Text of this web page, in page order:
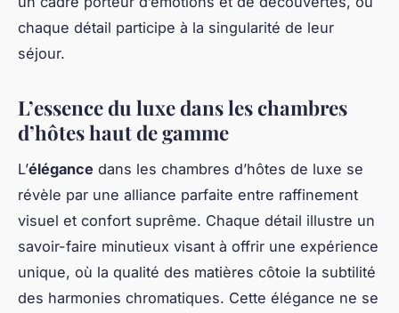
chaque détail participe à la singularité de leur
séjour.
L’essence du luxe dans les chambres
d’hôtes haut de gamme
L’élégance dans les chambres d’hôtes de luxe se
révèle par une alliance parfaite entre raffinement
visuel et confort suprême. Chaque détail illustre un
savoir-faire minutieux visant à offrir une expérience
unique, où la qualité des matières côtoie la subtilité
des harmonies chromatiques. Cette élégance ne se